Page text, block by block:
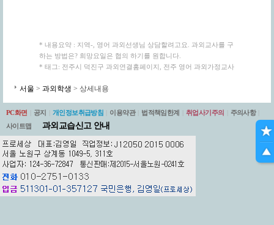
* 내용요약 : 지역-, 영어 과외선생님 상담할려고요. 과외교사를 구
하는 방법은? 희망요일은 협의 하기를 원합니다.
* 태그: 전주시 덕진구 과외연결홈페이지, 전주 영어 과외가정교사
서울 > 과외학생 > 상세내용
PC화면 공지 개인정보취급방침 이용약관 법적책임한계 취업사기주의 주의사항
사이트맵
과외교습신고 안내